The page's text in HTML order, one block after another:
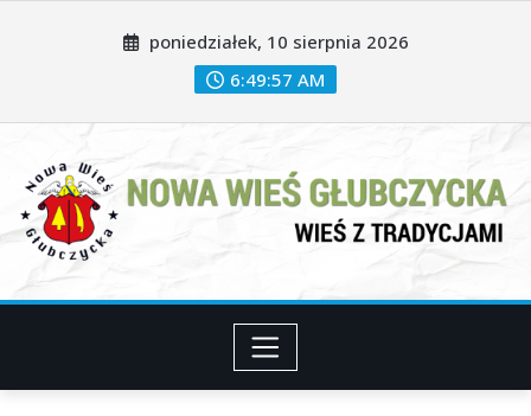
poniedziałek, 10 sierpnia 2026
6:49:58 AM